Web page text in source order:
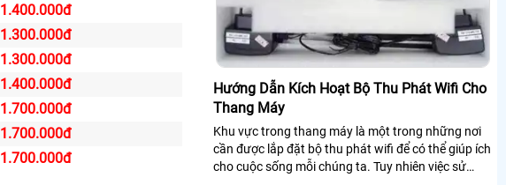
1.400.000đ
1.300.000đ
1.300.000đ
1.400.000đ
1.700.000đ
1.700.000đ
1.700.000đ
Hướng Dẫn Kích Hoạt Bộ Thu Phát Wifi Cho
Thang Máy
Khu vực trong thang máy là một trong những nơi
cần được lắp đặt bộ thu phát wifi để có thể giúp ích
cho cuộc sống mỗi chúng ta. Tuy nhiên việc sử